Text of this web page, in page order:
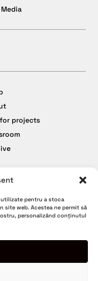
pentru a stoca
site web. Acestea ne permit să
personalizând conținutul
Media
projects
de Confidențialitate
de Cookies